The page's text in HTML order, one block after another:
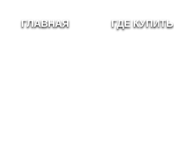
ГЛАВНАЯ ГДЕ КУПИТЬ